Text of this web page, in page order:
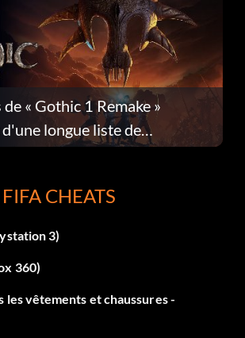
« Gothic 1 Remake »
longue liste de
la mise à jour 1.0.4
CHEATS
3)
360)
les vêtements et chaussures -